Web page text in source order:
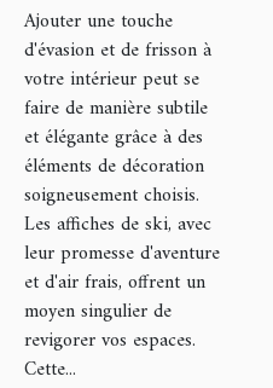
une touche
d'aventure à
votre déco
Ajouter une touche
d'évasion et de frisson à
votre intérieur peut se
faire de manière subtile
et élégante grâce à des
éléments de décoration
soigneusement choisis.
Les affiches de ski, avec
leur promesse d'aventure
et d'air frais, offrent un
moyen singulier de
revigorer vos espaces.
Cette...